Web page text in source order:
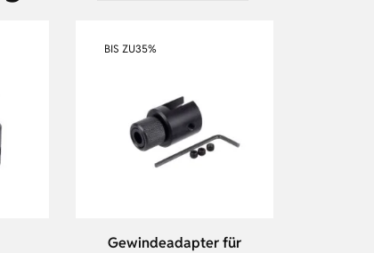
BIS ZU35%
Gewindeadapter für